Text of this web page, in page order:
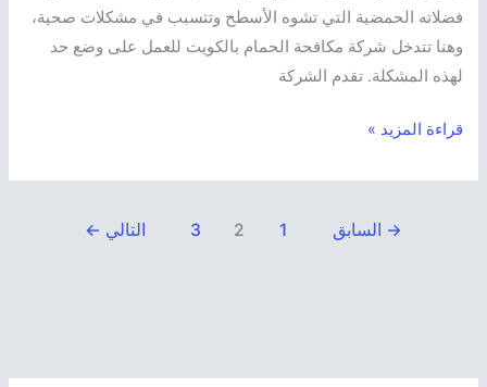
فضلاته الحمضية التي تشوه الأسطح وتتسبب في مشكلات صحية،
وهنا تتدخل شركة مكافحة الحمام بالكويت للعمل على وضع حد
لهذه المشكلة. تقدم الشركة
قراءة المزيد »
→ السابق 1
2
3 التالي ←